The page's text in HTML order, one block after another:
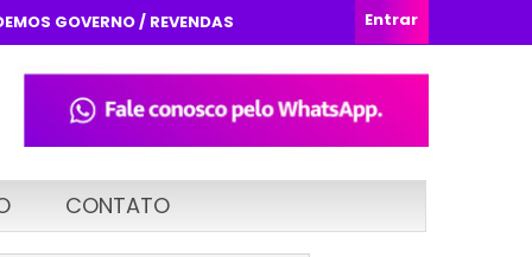
Entrar
GOVERNO / REVENDAS
CONTATO